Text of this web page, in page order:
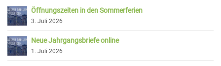
Öffnungszeiten in den Sommerferien
3. Juli 2026
Neue Jahrgangsbriefe online
1. Juli 2026